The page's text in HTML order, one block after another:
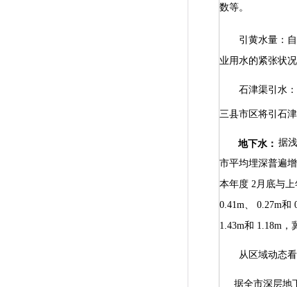
数等。
引黄水量：
业用水的紧张状况
石津渠引水
三县市区将引石
地下水： 据
市平均埋深普遍
本年度 2月底与
0.41m、 0.27m和
1.43m和 1.18m ，
从区域动态看
据全市深层地